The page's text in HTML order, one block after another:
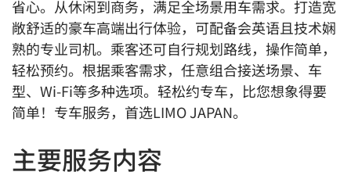
省心。从休闲到商务，满足全场景用车需求。打造宽
敞舒适的豪车高端出行体验，可配备会英语且技术娴
熟的专业司机。乘客还可自行规划路线，操作简单，
轻松预约。根据乘客需求，任意组合接送场景、车
型、Wi-Fi等多种选项。轻松约专车，比您想象得要
简单！专车服务，首选LIMO JAPAN。
主要服务内容